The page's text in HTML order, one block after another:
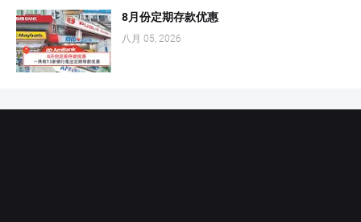
8月份定期存款优惠
八月 05, 2026